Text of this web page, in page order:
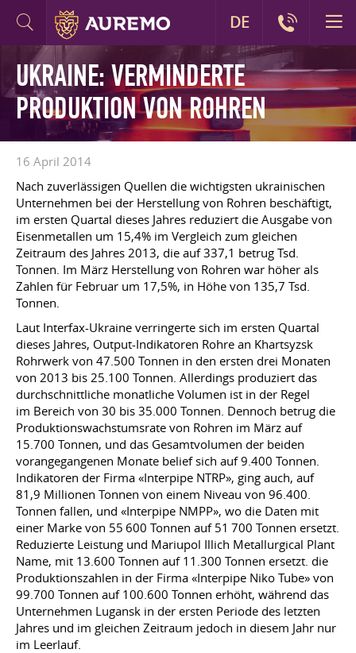
UKRAINE: VERMINDERTE
PRODUKTION VON ROHREN
16 April 2014
Nach zuverlässigen Quellen die wichtigsten ukrainischen
Unternehmen bei der Herstellung von Rohren beschäftigt,
im ersten Quartal dieses Jahres reduziert die Ausgabe von
Eisenmetallen um 15,4% im Vergleich zum gleichen
Zeitraum des Jahres 2013, die auf 337,1 betrug Tsd.
Tonnen. Im März Herstellung von Rohren war höher als
Zahlen für Februar um 17,5%, in Höhe von 135,7 Tsd.
Tonnen.
Laut Interfax-Ukraine verringerte sich im ersten Quartal
dieses Jahres, Output-Indikatoren Rohre an Khartsyzsk
Rohrwerk von 47.500 Tonnen in den ersten drei Monaten
von 2013 bis 25.100 Tonnen. Allerdings produziert das
durchschnittliche monatliche Volumen ist in der Regel
im Bereich von 30 bis 35.000 Tonnen. Dennoch betrug die
Produktionswachstumsrate von Rohren im März auf
15.700 Tonnen, und das Gesamtvolumen der beiden
vorangegangenen Monate belief sich auf 9.400 Tonnen.
Indikatoren der Firma «Interpipe NTRP», ging auch, auf
81,9 Millionen Tonnen von einem Niveau von 96.400.
Tonnen fallen, und «Interpipe NMPP», wo die Daten mit
einer Marke von 55 600 Tonnen auf 51 700 Tonnen ersetzt.
Reduzierte Leistung und Mariupol Illich Metallurgical Plant
Name, mit 13.600 Tonnen auf 11.300 Tonnen ersetzt. die
Produktionszahlen in der Firma «Interpipe Niko Tube» von
99.700 Tonnen auf 100.600 Tonnen erhöht, während das
Unternehmen Lugansk in der ersten Periode des letzten
Jahres und im gleichen Zeitraum jedoch in diesem Jahr nur
im Leerlauf.
DE